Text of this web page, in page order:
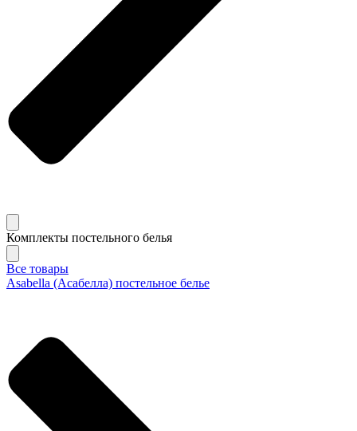
Комплекты постельного белья
Все товары
Asabella (Асабелла) постельное белье